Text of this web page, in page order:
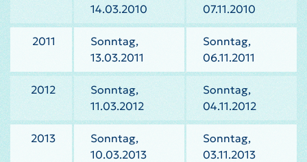
14.03.2010
07.11.2010
2011
Sonntag,
13.03.2011
Sonntag,
06.11.2011
2012
Sonntag,
11.03.2012
Sonntag,
04.11.2012
2013
Sonntag,
10.03.2013
Sonntag,
03.11.2013